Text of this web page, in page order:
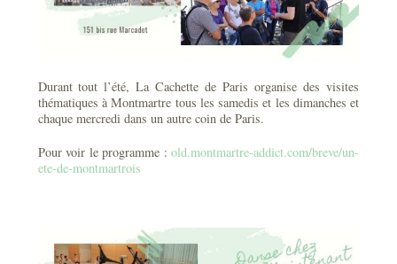
Durant tout l’été, La Cachette de Paris organise des visites
thématiques à Montmartre tous les samedis et les dimanches et
chaque mercredi dans un autre coin de Paris.
Pour voir le programme :old.montmartre-addict.com/breve/un-
ete-de-montmartrois